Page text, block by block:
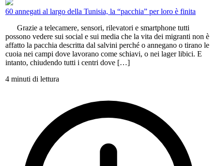
60 annegati al largo della Tunisia, la “pacchia” per loro è finita
Grazie a telecamere, sensori, rilevatori e smartphone tutti
possono vedere sui social e sui media che la vita dei migranti non è
affatto la pacchia descritta dal salvini perché o annegano o tirano le
cuoia nei campi dove lavorano come schiavi, o nei lager libici. E
intanto, chiudendo tutti i centri dove […]
4 minuti di lettura